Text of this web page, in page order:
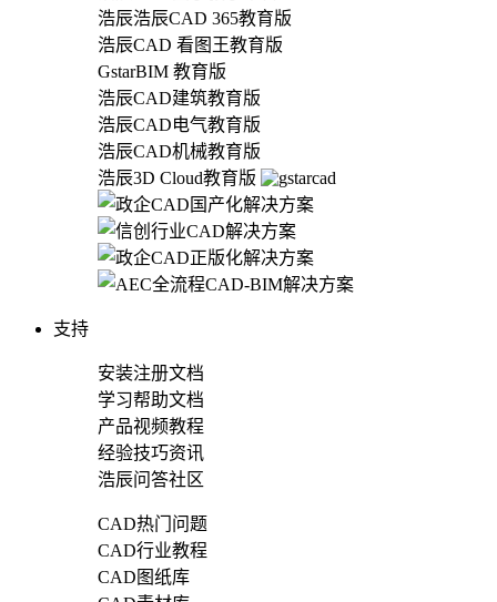
浩辰浩辰CAD 365教育版
浩辰CAD 看图王教育版
GstarBIM 教育版
浩辰CAD建筑教育版
浩辰CAD电气教育版
浩辰CAD机械教育版
浩辰3D Cloud教育版
支持
安装注册文档
学习帮助文档
产品视频教程
经验技巧资讯
浩辰问答社区
CAD热门问题
CAD行业教程
CAD图纸库